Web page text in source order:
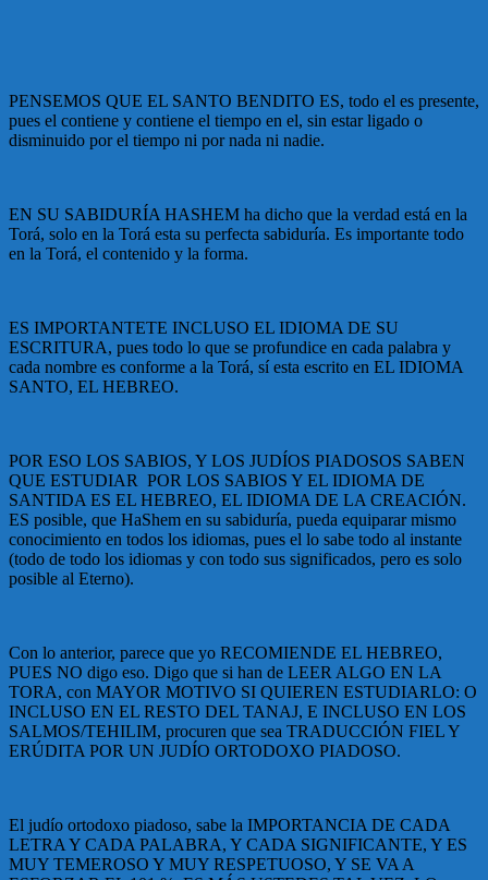
PENSEMOS QUE EL SANTO BENDITO ES, todo el es presente,
pues el contiene y contiene el tiempo en el, sin estar ligado o
disminuido por el tiempo ni por nada ni nadie.
EN SU SABIDURÍA HASHEM ha dicho que la verdad está en la
Torá, solo en la Torá esta su perfecta sabiduría. Es importante todo
en la Torá, el contenido y la forma.
ES IMPORTANTETE INCLUSO EL IDIOMA DE SU
ESCRITURA, pues todo lo que se profundice en cada palabra y
cada nombre es conforme a la Torá, sí esta escrito en EL IDIOMA
SANTO, EL HEBREO.
POR ESO LOS SABIOS, Y LOS JUDÍOS PIADOSOS SABEN
QUE ESTUDIAR POR LOS SABIOS Y EL IDIOMA DE
SANTIDA ES EL HEBREO, EL IDIOMA DE LA CREACIÓN.
ES posible, que HaShem en su sabiduría, pueda equiparar mismo
conocimiento en todos los idiomas, pues el lo sabe todo al instante
(todo de todo los idiomas y con todo sus significados, pero es solo
posible al Eterno).
Con lo anterior, parece que yo RECOMIENDE EL HEBREO,
PUES NO digo eso. Digo que si han de LEER ALGO EN LA
TORA, con MAYOR MOTIVO SI QUIEREN ESTUDIARLO: O
INCLUSO EN EL RESTO DEL TANAJ, E INCLUSO EN LOS
SALMOS/TEHILIM, procuren que sea TRADUCCIÓN FIEL Y
ERÚDITA POR UN JUDÍO ORTODOXO PIADOSO.
El judío ortodoxo piadoso, sabe la IMPORTANCIA DE CADA
LETRA Y CADA PALABRA, Y CADA SIGNIFICANTE, Y ES
MUY TEMEROSO Y MUY RESPETUOSO, Y SE VA A